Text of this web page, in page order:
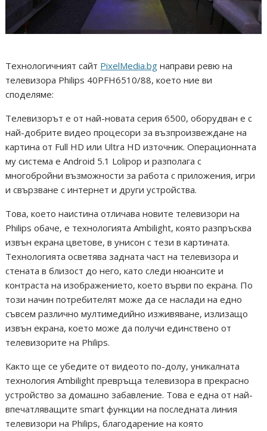
Технологичният сайт PixelMedia.bg направи ревю на
телевизора Philips 40PFH6510/88, което ние ви
споделяме:
Телевизорът е от най-новата серия 6500, оборудван е с
най-добрите видео процесори за възпроизвеждане на
картина от Full HD или Ultra HD източник. Операционната
му система е Android 5.1 Lolipop и разполага с
многобройни възможности за работа с приложения, игри
и свързване с интернет и други устройства.
Това, което наистина отличава новите телевизори на
Philips обаче, е технологията Ambilight, която разпръсква
извън екрана цветове, в унисон с тези в картината.
Технологията осветява задната част на телевизора и
стената в близост до него, като следи нюансите и
контраста на изображението, което върви по екрана. По
този начин потребителят може да се наслади на едно
съвсем различно мултимедийно изживяване, излизащо
извън екрана, което може да получи единствено от
телевизорите на Philips.
Както ще се убедите от видеото по-долу, уникалната
технология Ambilight превръща телевизора в прекрасно
устройство за домашно забавление. Това е една от най-
впечатляващите smart функции на последната линия
телевизори на Philips, благодарение на която